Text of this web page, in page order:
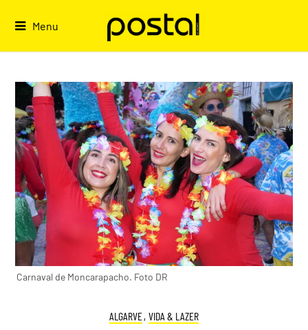
Menu
Carnaval de Moncarapacho. Foto DR
ALGARVE, VIDA & LAZER